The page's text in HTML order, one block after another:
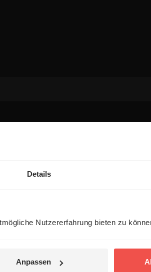
Details
Nutzererfahrung bieten zu
Anpassen